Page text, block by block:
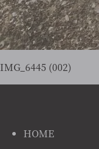
IMG_6445 (002)
HOME